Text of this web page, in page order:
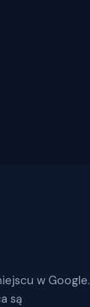
w Google.
są